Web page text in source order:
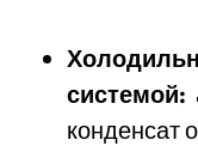
системой:
конденсат